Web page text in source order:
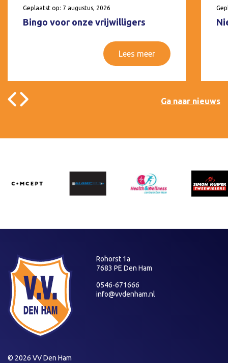
Geplaatst op: 7 augustus, 2026
Bingo voor onze vrijwilligers
Lees meer
Ga naar nieuws
Rohorst 1a
7683 PE Den Ham
0546-671666
info@vvdenham.nl
© 2026 VV Den Ham